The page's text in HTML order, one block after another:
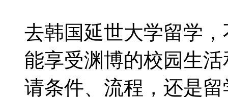
去韩国延世大学留学
能享受渊博的校园生
请条件、流程，还是